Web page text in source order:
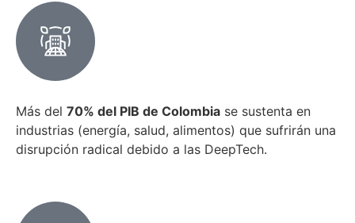
Más del 70% del PIB de Colombia se sustenta en
industrias (energía, salud, alimentos) que sufrirán una
disrupción radical debido a las DeepTech.